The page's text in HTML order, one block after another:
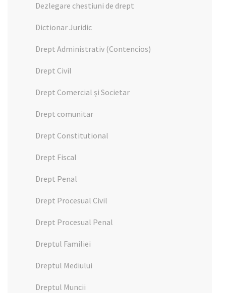
Dezlegare chestiuni de drept
Dictionar Juridic
Drept Administrativ (Contencios)
Drept Civil
Drept Comercial și Societar
Drept comunitar
Drept Constitutional
Drept Fiscal
Drept Penal
Drept Procesual Civil
Drept Procesual Penal
Dreptul Familiei
Dreptul Mediului
Dreptul Muncii